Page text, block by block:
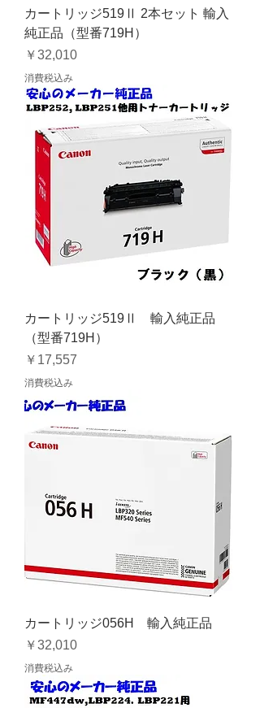
カートリッジ519Ⅱ 2本セット 輸入
純正品（型番719H）
価格
￥32,010
消費税込み
カートリッジ519Ⅱ 輸入純正品
（型番719H）
価格
￥17,557
消費税込み
カートリッジ056H 輸入純正品
価格
￥32,010
消費税込み